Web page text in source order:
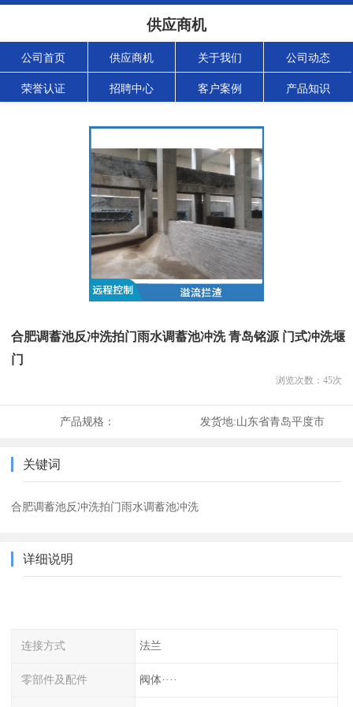
供应商机
公司首页 供应商机 关于我们 公司动态
荣誉认证 招聘中心 客户案例 产品知识
合肥调蓄池反冲洗拍门雨水调蓄池冲洗 青岛铭源 门式冲洗堰
门
浏览次数： 45次
产品规格： 发货地:山东省青岛平度市
关键词
合肥调蓄池反冲洗拍门雨水调蓄池冲洗
详细说明
连接方式 法兰
零部件及配件 阀体····